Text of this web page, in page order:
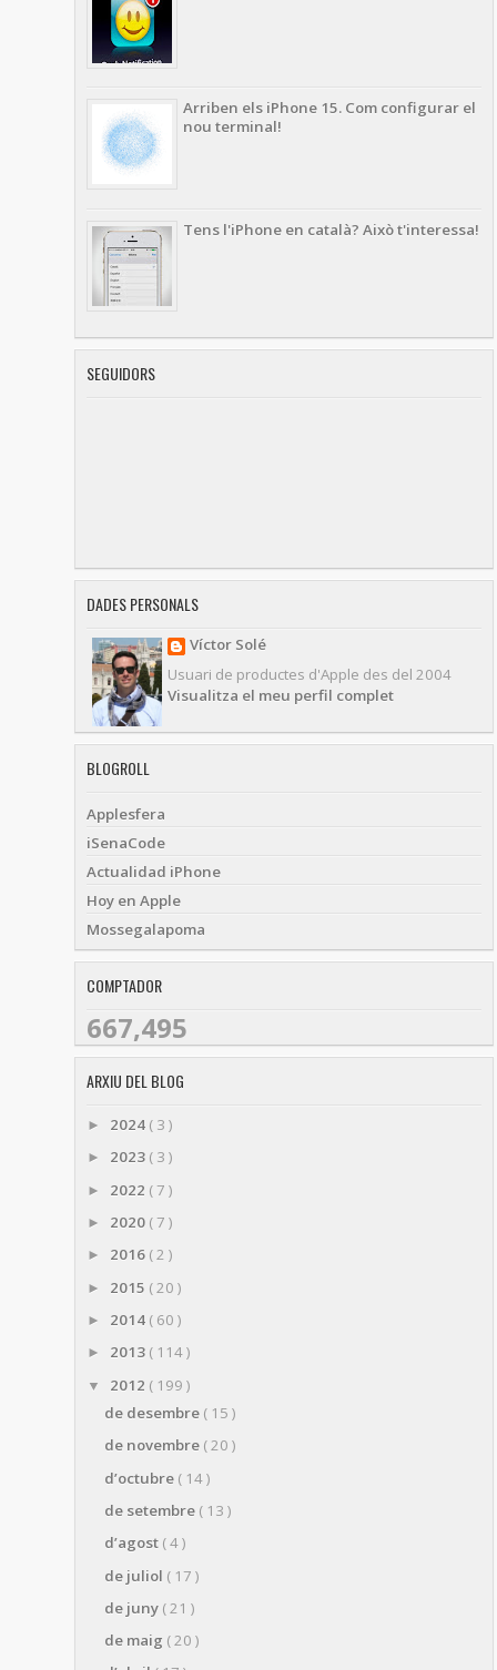
Arriben els iPhone 15. Com configurar el
nou terminal!
Tens l'iPhone en català? Això t'interessa!
SEGUIDORS
DADES PERSONALS
Víctor Solé
Usuari de productes d'Apple des del 2004
Visualitza el meu perfil complet
BLOGROLL
Applesfera
iSenaCode
Actualidad iPhone
Hoy en Apple
Mossegalapoma
COMPTADOR
667,495
ARXIU DEL BLOG
► 2024 ( 3 )
► 2023 ( 3 )
► 2022 ( 7 )
► 2020 ( 7 )
► 2016 ( 2 )
► 2015 ( 20 )
► 2014 ( 60 )
► 2013 ( 114 )
▼ 2012 ( 199 )
de desembre ( 15 )
de novembre ( 20 )
d’octubre ( 14 )
de setembre ( 13 )
d’agost ( 4 )
de juliol ( 17 )
de juny ( 21 )
de maig ( 20 )